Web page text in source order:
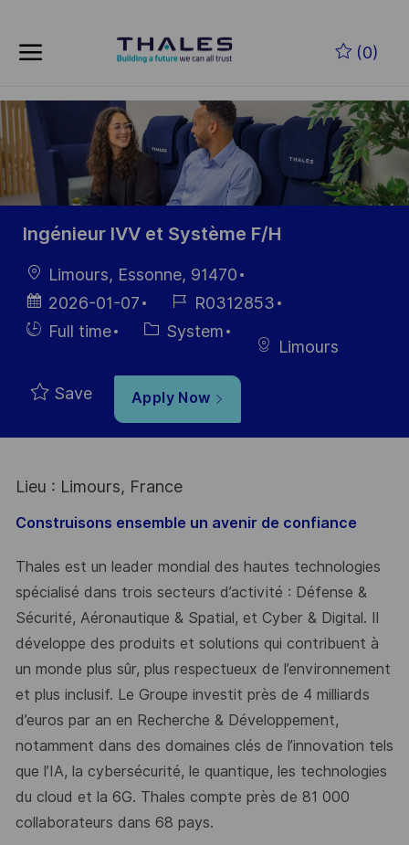
(0)
-
Ingénieur IVV et Système F/H
LocationLimours, Essonne, 91470
Posted
Date
2026-01-07
Job
Id
R0312853
HiringFull time Category
System
Limours
Save Apply Now
Lieu : Limours, France
Construisons ensemble un avenir de confiance
Thales est un leader mondial des hautes technologies
spécialisé dans trois secteurs d’activité : Défense &
Sécurité, Aéronautique & Spatial, et Cyber & Digital. Il
développe des produits et solutions qui contribuent à
un monde plus sûr, plus respectueux de l’environnement
et plus inclusif. Le Groupe investit près de 4 milliards
d’euros par an en Recherche & Développement,
notamment dans des domaines clés de l’innovation tels
que l’IA, la cybersécurité, le quantique, les technologies
du cloud et la 6G. Thales compte près de 81 000
collaborateurs dans 68 pays.